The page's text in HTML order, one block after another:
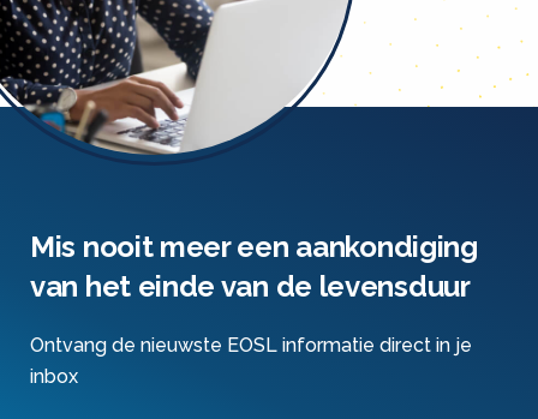
Mis nooit meer een aankondiging
van het einde van de levensduur
Ontvang de nieuwste EOSL informatie direct in je
inbox